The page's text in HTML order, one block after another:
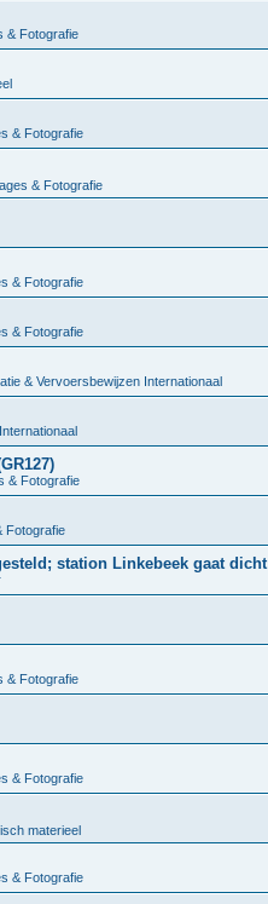
& Fotografie
& Fotografie
& Fotografie
& Fotografie
& Fotografie
& Vervoersbewijzen Internationaal
& Fotografie
Fotografie
station Linkebeek gaat dicht
& Fotografie
& Fotografie
materieel
& Fotografie